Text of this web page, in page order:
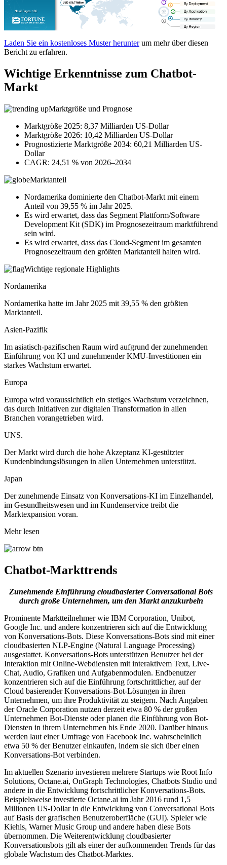
Laden Sie ein kostenloses Muster herunterum mehr über diesen
Bericht zu erfahren.
Wichtige Erkenntnisse zum Chatbot-
Markt
Marktgröße und Prognose
Marktgröße 2025: 8,37 Milliarden US-Dollar
Marktgröße 2026: 10,42 Milliarden US-Dollar
Prognostizierte Marktgröße 2034: 60,21 Milliarden US-
Dollar
CAGR: 24,51 % von 2026–2034
Marktanteil
Nordamerika dominierte den Chatbot-Markt mit einem
Anteil von 39,55 % im Jahr 2025.
Es wird erwartet, dass das Segment Plattform/Software
Development Kit (SDK) im Prognosezeitraum marktführend
sein wird.
Es wird erwartet, dass das Cloud-Segment im gesamten
Prognosezeitraum den größten Marktanteil halten wird.
Wichtige regionale Highlights
Nordamerika
Nordamerika hatte im Jahr 2025 mit 39,55 % den größten
Marktanteil.
Asien-Pazifik
Im asiatisch-pazifischen Raum wird aufgrund der zunehmenden
Einführung von KI und zunehmender KMU-Investitionen ein
starkes Wachstum erwartet.
Europa
Europa wird voraussichtlich ein stetiges Wachstum verzeichnen,
das durch Initiativen zur digitalen Transformation in allen
Branchen vorangetrieben wird.
UNS.
Der Markt wird durch die hohe Akzeptanz KI-gestützter
Kundenbindungslösungen in allen Unternehmen unterstützt.
Japan
Der zunehmende Einsatz von Konversations-KI im Einzelhandel,
im Gesundheitswesen und im Kundenservice treibt die
Marktexpansion voran.
Mehr lesen
Chatbot-Markttrends
Zunehmende Einführung cloudbasierter Conversational Bots
durch große Unternehmen, um den Markt anzukurbeln
Prominente Marktteilnehmer wie IBM Corporation, Unibot,
Google Inc. und andere konzentrieren sich auf die Entwicklung
von Konversations-Bots. Diese Konversations-Bots sind mit einer
cloudbasierten NLP-Engine (Natural Language Processing)
ausgestattet. Konversations-Bots unterstützen Benutzer bei der
Interaktion mit Online-Webdiensten mit interaktivem Text, Live-
Chat, Audio, Grafiken und Aufgabenmodulen. Endbenutzer
konzentrieren sich auf die Einführung fortschrittlicher, auf der
Cloud basierender Konversations-Bot-Lösungen in ihren
Unternehmen, um ihre Produktivität zu steigern. Nach Angaben
der Oracle Corporation nutzen derzeit etwa 80 % der großen
Unternehmen Bot-Dienste oder planen die Einführung von Bot-
Diensten in ihrem Unternehmen bis Ende 2020. Darüber hinaus
werden laut einer Umfrage von Facebook Inc. wahrscheinlich
etwa 50 % der Benutzer einkaufen, indem sie sich über einen
Konversations-Bot verbinden.
Im aktuellen Szenario investieren mehrere Startups wie Root Info
Solutions, Octane.ai, OnGraph Technologies, Chatbots Studio und
andere in die Entwicklung fortschrittlicher Konversations-Bots.
Beispielsweise investierte Octane.ai im Jahr 2016 rund 1,5
Millionen US-Dollar in die Entwicklung von Conversational Bots
auf Basis der grafischen Benutzeroberfläche (GUI). Spieler wie
Kiehls, Warner Music Group und andere haben diese Bots
übernommen. Die Weiterentwicklung cloudbasierter
Konversationsbots gilt als einer der aufkommenden Trends für das
globale Wachstum des Chatbot-Marktes.